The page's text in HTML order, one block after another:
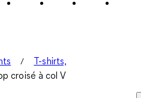
T-shirts,
croisé à col V